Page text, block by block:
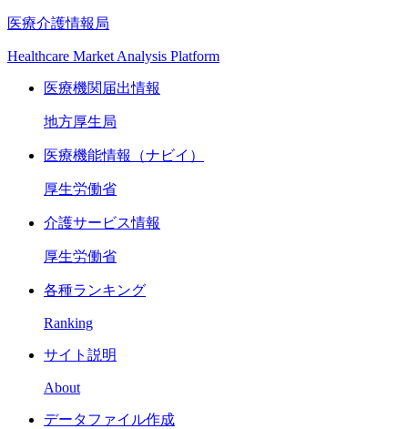
医療介護情報局
Healthcare Market Analysis Platform
医療機関届出情報
地方厚生局
医療機能情報（ナビイ）
厚生労働省
介護サービス情報
厚生労働省
各種ランキング
Ranking
サイト説明
About
データファイル作成